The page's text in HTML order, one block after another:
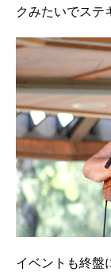
クみたいでステ
イベントも終盤